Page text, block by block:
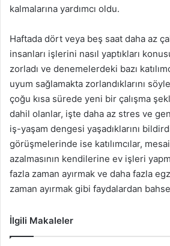
kalmalarına yardımcı oldu.
Haftada dört veya beş saat daha az
insanları işlerini nasıl yaptıkları
zorladı ve denemelerdeki bazı
uyum sağlamakta zorlandıklarını
çoğu kısa sürede yeni bir çalışma
dahil olanlar, işte daha az stres ve
iş-yaşam dengesi yaşadıklarını
görüşmelerinde ise katılımcılar,
azalmasının kendilerine ev işleri
fazla zaman ayırmak ve daha fazla
zaman ayırmak gibi faydalardan
İlgili Makaleler